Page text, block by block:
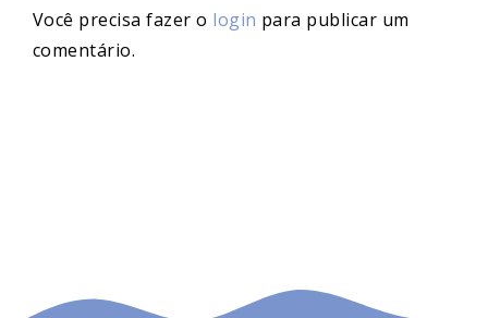
Você precisa fazer o login para publicar um
comentário.